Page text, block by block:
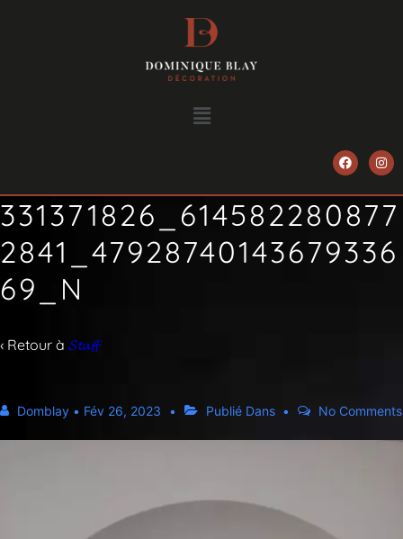
331371826_614582280877
2841_47928740143679336
69_N
‹ Retour à 𝓢𝓽𝓪𝓯𝓯
Domblay • Fév 26, 2023 Publié Dans No Comments